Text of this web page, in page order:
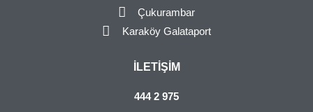
Çukurambar
Karaköy Galataport
İLETIŞIM
444 2 975